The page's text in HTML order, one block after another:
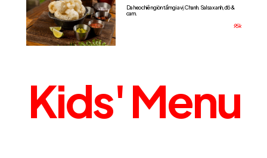
Da heo chiên giòn tẩm gia vị. Chanh. Salsa xanh, đỏ &
cam.
95k
Kids'Menu